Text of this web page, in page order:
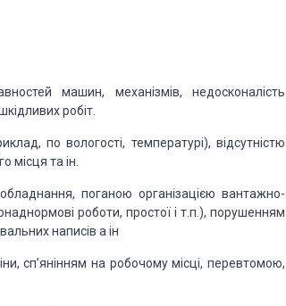
машин, механізмів, недосконалість
робіт.
по вологості, температурі), відсутністю
місця та ін.
поганою організацією вантажно-
роботи, простої і т.п.), порушенням
написів а ін
сп’янінням на робочому місці, перевтомою,